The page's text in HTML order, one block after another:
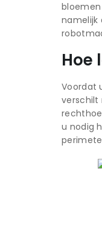
namelijk
Hoe
Voordat
verschilt
u nodig